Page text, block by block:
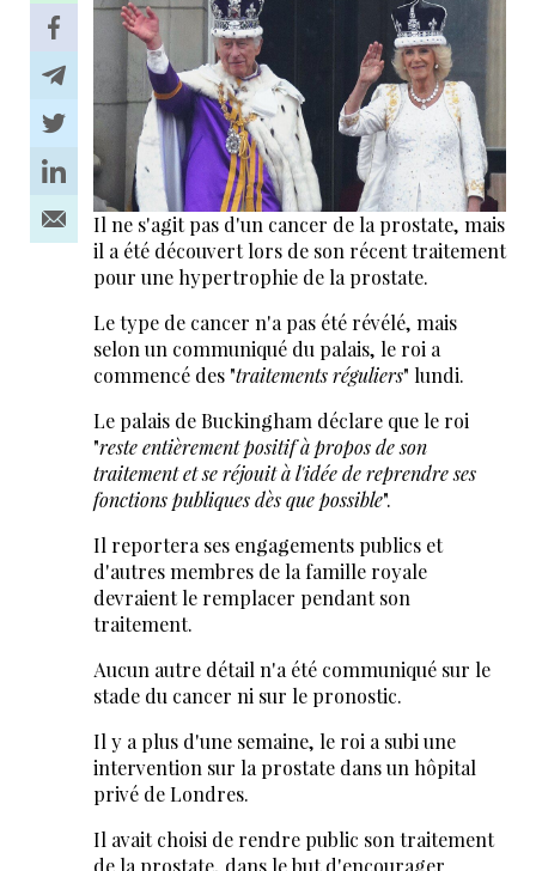
Il ne s'agit pas d'un cancer de la prostate, mais
il a été découvert lors de son récent traitement
pour une hypertrophie de la prostate.
Le type de cancer n'a pas été révélé, mais
selon un communiqué du palais, le roi a
commencé des "traitements réguliers" lundi.
Le palais de Buckingham déclare que le roi
"reste entièrement positif à propos de son
traitement et se réjouit à l'idée de reprendre ses
fonctions publiques dès que possible".
Il reportera ses engagements publics et
d'autres membres de la famille royale
devraient le remplacer pendant son
traitement.
Aucun autre détail n'a été communiqué sur le
stade du cancer ni sur le pronostic.
Il y a plus d'une semaine, le roi a subi une
intervention sur la prostate dans un hôpital
privé de Londres.
Il avait choisi de rendre public son traitement
de la prostate, dans le but d'encourager